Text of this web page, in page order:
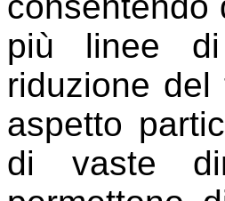
più linee
riduzione
aspetto
di vaste